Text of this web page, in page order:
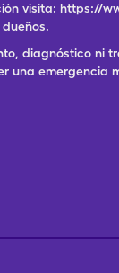
visita: https://
diagnóstico ni
una emergencia